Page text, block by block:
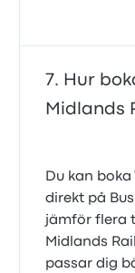
Hur
Midlands
Du kan
direkt på
jämför flera
Midlands
passar dig